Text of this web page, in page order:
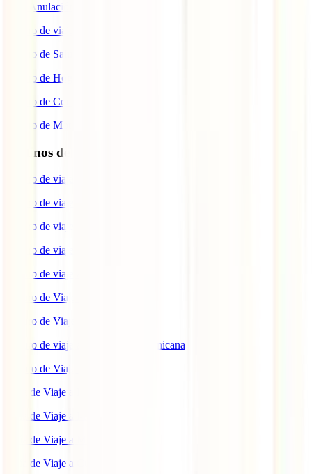
IATI Anulación Premium
Seguro de viaje COVID
Seguro de Salud
Seguro de Hogar
Seguro de Coche
Seguro de Moto
Destinos de interés
Seguro de viaje a EEUU
Seguro de viaje a Indonesia
Seguro de viaje a Marruecos
Seguro de viaje a Reino Unido
Seguro de viaje a México
Seguro de Viaje a Tailandia
Seguro de Viaje a China
Seguro de viaje a República Dominicana
Seguro de Viaje a Colombia
Guía de Viaje a Estados Unidos
Guía de Viaje a México
Guía de Viaje a Marruecos
Guía de Viaje a Cuba